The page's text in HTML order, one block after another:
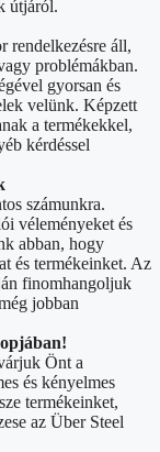
útjáról.
rendelkezésre áll,
problémákban.
gyorsan és
velünk. Képzett
a termékekkel,
kérdéssel
számunkra.
véleményeket és
abban, hogy
és termékeinket. Az
finomhangoljuk
jobban
Önt a
és kényelmes
termékeinket,
az Über Steel